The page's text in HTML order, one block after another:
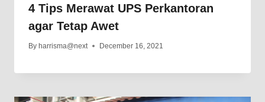
4 Tips Merawat UPS Perkantoran
agar Tetap Awet
By harrisma@next December 16, 2021